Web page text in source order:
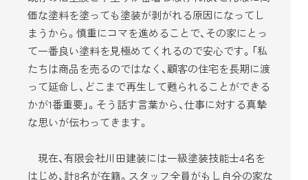
価な塗料を塗っても塗装が剥がれる原因になってし
まうから。慎重にコマを進めることで、その家にとっ
て一番良い塗料を見極めてくれるので安心です。「私
たちは商品を売るのではなく、顧客の住宅を長期に渡
って延命し、どこまで再生して甦られることができる
かが1番重要」。そう話す言葉から、仕事に対する真摯
な思いが伝わってきます。
現在、有限会社川田建装には一級塗装技能士4名を
はじめ、計8名が在籍。スタッフ全員がもし自分の家な